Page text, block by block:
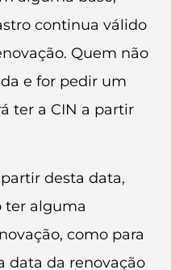
continua válido
Quem não
e for pedir um
ter a CIN a partir
partir desta data,
ter alguma
como para
data da renovação